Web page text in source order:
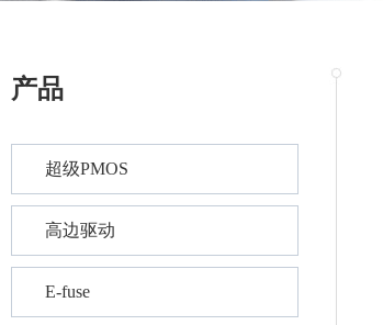
产品
超级PMOS
高边驱动
E-fuse